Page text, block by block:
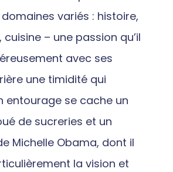
variés : histoire,
– une passion qu’il
avec ses
une timidité qui
entourage se cache un
de sucreries et un
Michelle Obama, dont il
la vision et